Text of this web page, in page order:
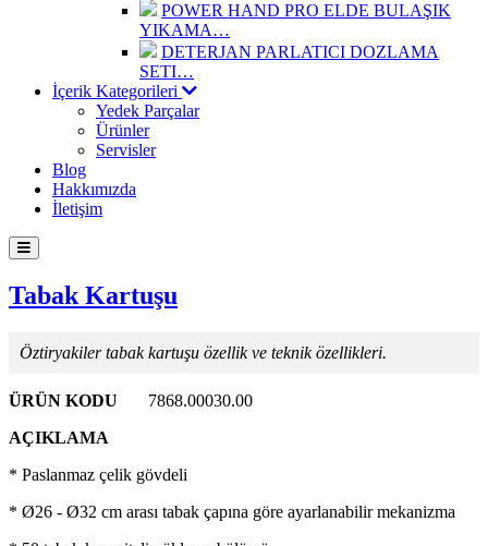
POWER HAND PRO ELDE BULAŞIK
YIKAMA…
DETERJAN PARLATICI DOZLAMA
SETI…
İçerik Kategorileri
Yedek Parçalar
Ürünler
Servisler
Blog
Hakkımızda
İletişim
Tabak Kartuşu
Öztiryakiler tabak kartuşu özellik ve teknik özellikleri.
ÜRÜN KODU
7868.00030.00
AÇIKLAMA
* Paslanmaz çelik gövdeli
* Ø26 - Ø32 cm arası tabak çapına göre ayarlanabilir mekanizma